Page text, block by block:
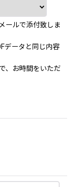
ールで添付致しま
データと同じ内容
、お時間をいただ